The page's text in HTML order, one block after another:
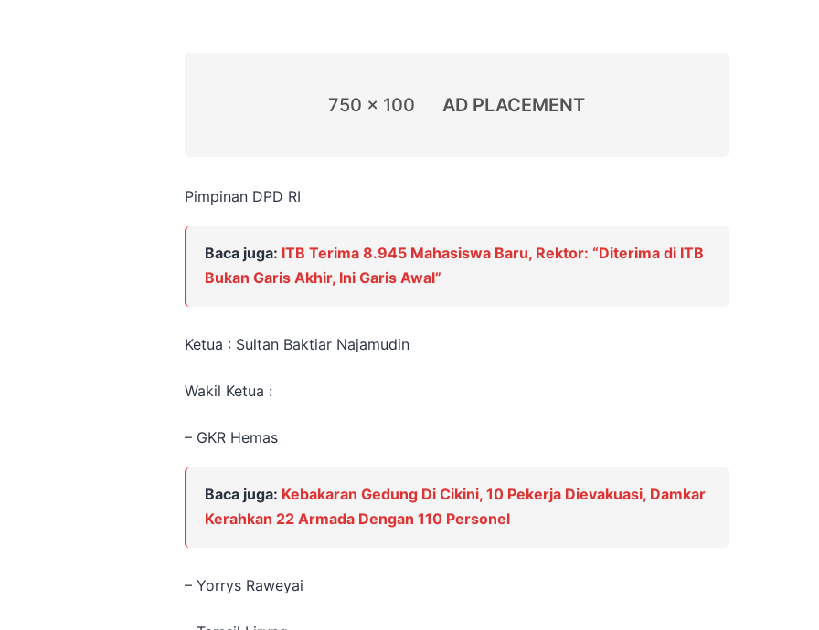
750 x 100 AD PLACEMENT
Pimpinan DPD RI
Baca juga: ITB Terima 8.945 Mahasiswa Baru, Rektor: “Diterima di ITB
Bukan Garis Akhir, Ini Garis Awal”
Ketua : Sultan Baktiar Najamudin
Wakil Ketua :
– GKR Hemas
Baca juga: Kebakaran Gedung Di Cikini, 10 Pekerja Dievakuasi, Damkar
Kerahkan 22 Armada Dengan 110 Personel
– Yorrys Raweyai